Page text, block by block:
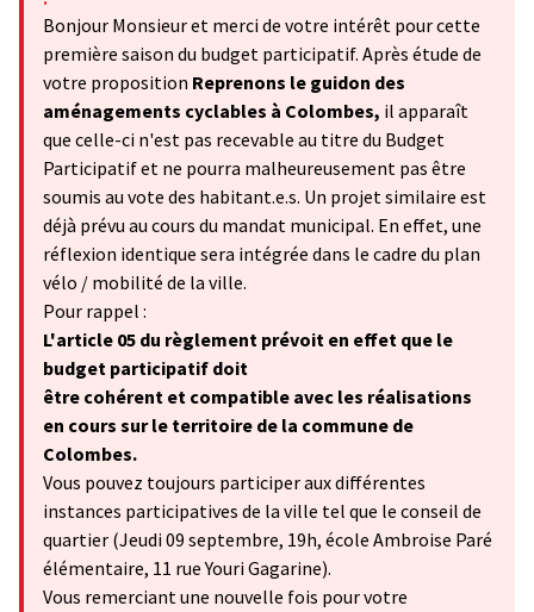
Bonjour Monsieur et merci de votre intérêt pour cette
première saison du budget participatif. Après étude de
votre proposition Reprenons le guidon des
aménagements cyclables à Colombes, il apparaît
que celle-ci n'est pas recevable au titre du Budget
Participatif et ne pourra malheureusement pas être
soumis au vote des habitant.e.s. Un projet similaire est
déjà prévu au cours du mandat municipal. En effet, une
réflexion identique sera intégrée dans le cadre du plan
vélo / mobilité de la ville.
Pour rappel :
L'article 05 du règlement prévoit en effet que le
budget participatif doit
être cohérent et compatible avec les réalisations
en cours sur le territoire de la commune de
Colombes.
Vous pouvez toujours participer aux différentes
instances participatives de la ville tel que le conseil de
quartier (Jeudi 09 septembre, 19h, école Ambroise Paré
élémentaire, 11 rue Youri Gagarine).
Vous remerciant une nouvelle fois pour votre